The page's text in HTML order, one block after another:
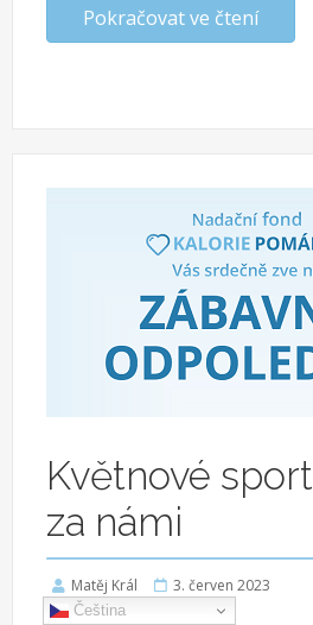
Čeština‎
Pokračovat ve čtení
Květnové
za námi
Matěj Král 3. červen 2023